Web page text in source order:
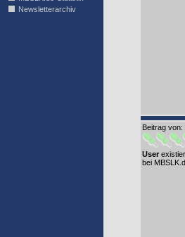
Newsletterarchiv
Beitrag von:
User
bei